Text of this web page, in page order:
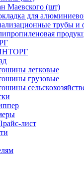
Маевского (шт)
для
трубы и
легковые
грузовые
лист